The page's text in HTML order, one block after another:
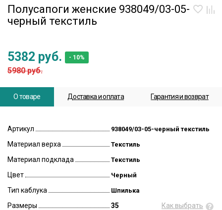
Полусапоги женские 938049/03-05-
черный текстиль
5382 руб. - 10%
5980 руб.
О товаре Доставка и оплата Гарантия и возврат
Артикул 938049/03-05-черный текстиль
Материал верха Текстиль
Материал подклада Текстиль
Цвет Черный
Тип каблука Шпилька
Размеры 35
Как выбрать